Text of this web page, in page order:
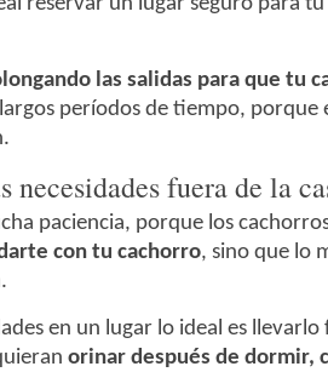
las salidas para que tu
períodos de tiempo, porque
necesidades fuera de la
paciencia, porque los
con tu cachorro, sino que lo
en un lugar lo ideal es
orinar después de dormir,